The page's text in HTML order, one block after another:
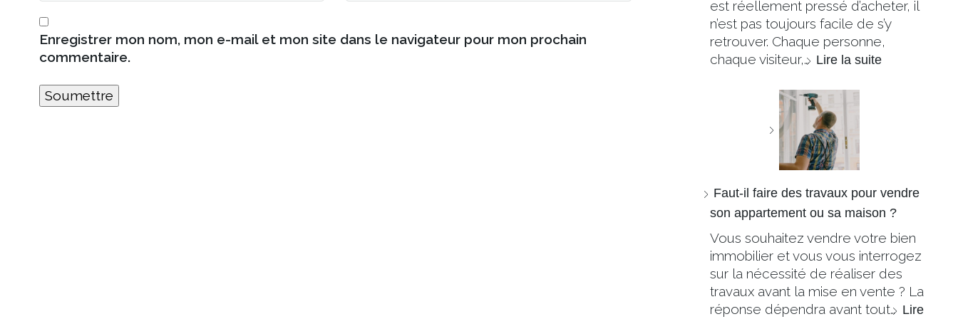
Enregistrer mon nom, mon e-mail et mon site dans le navigateur pour mon prochain
commentaire.
est réellement pressé d’acheter, il
n’est pas toujours facile de s’y
retrouver. Chaque personne,
chaque visiteur,… Lire la suite
Faut-il faire des travaux pour vendre
son appartement ou sa maison ?
Vous souhaitez vendre votre bien
immobilier et vous vous interrogez
sur la nécessité de réaliser des
travaux avant la mise en vente ? La
réponse dépendra avant tout… Lire